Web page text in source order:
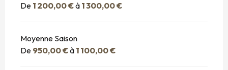
De 1 200,00 €à 1 300,00 €
Moyenne Saison
De 950,00 €à 1 100,00 €